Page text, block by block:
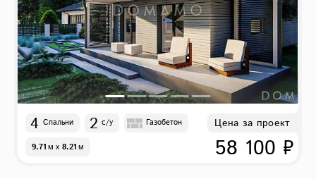
4 Спальни 2 с/у Газобетон
9.71м x 8.21м
Цена за проект
58 100 ₽